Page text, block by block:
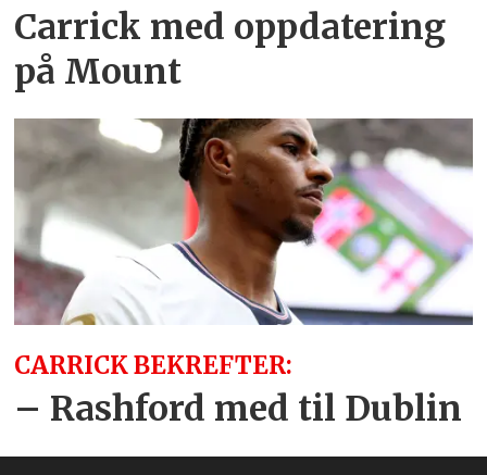
Carrick med oppdatering
på Mount
CARRICK BEKREFTER:
– Rashford med til Dublin